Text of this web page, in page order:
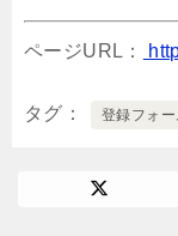
ページURL：
タグ 登録フォ